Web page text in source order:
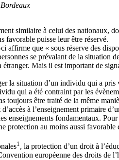
similaire à celui des nationaux,
favorable puisse leur être réservé.
affirme que « sous réserve des
se prévalant de la
Mais il est important de
la situation d’un individu qui a
qui a été contraint par les
être traité de la même
à l’enseignement primaire
enseignements fondamentaux.
protection au moins aussi
1 , la protection d’un droit à
européenne des droits de